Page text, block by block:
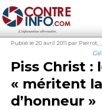
Contre-Info
Publié
Publié le 20 avril 2011 Auteur
par Pierrot
Piss Christ :
« méritent
d’honneur »